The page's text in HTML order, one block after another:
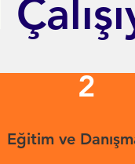
2
Eğitim ve